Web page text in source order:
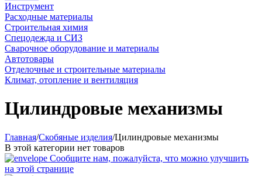
Инструмент
Расходные материалы
Строительная химия
Спецодежда и СИЗ
Сварочное оборудование и материалы
Автотовары
Отделочные и строительные материалы
Климат, отопление и вентиляция
Цилиндровые механизмы
Главная/Скобяные изделия/Цилиндровые механизмы
В этой категории нет товаров
Сообщите нам, пожалуйста, что можно улучшить
на этой странице